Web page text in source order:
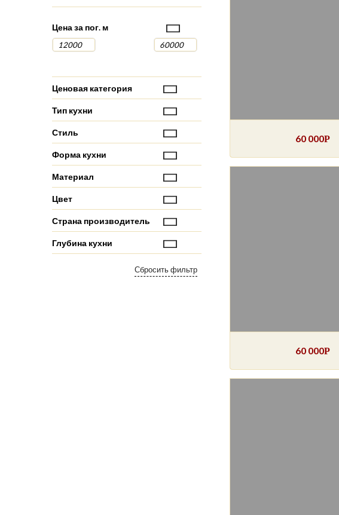
60 000Р
60 000Р
Цена за пог. м
Ценовая категория
Тип кухни
Стиль
Форма кухни
Материал
Цвет
Страна производитель
Глубина кухни